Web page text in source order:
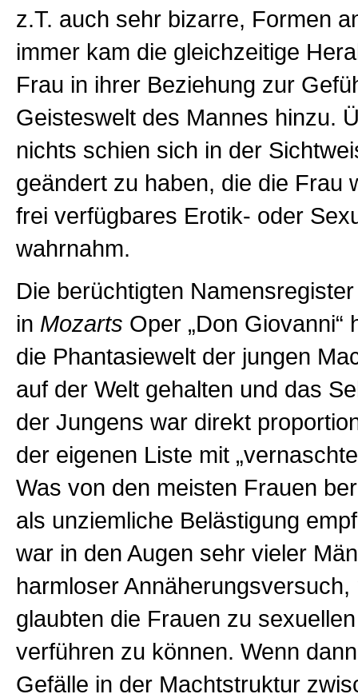
z.T. auch sehr bizarre, Formen
immer kam die gleichzeitige
Frau in ihrer Beziehung zur
Geisteswelt des Mannes hinzu.
nichts schien sich in der
geändert zu haben, die die Frau
frei verfügbares Erotik- oder
wahrnahm.
Die berüchtigten
in Mozarts Oper „Don Giovanni“
die Phantasiewelt der jungen
auf der Welt gehalten und das
der Jungens war direkt
der eigenen Liste mit
Was von den meisten Frauen
als unziemliche Belästigung
war in den Augen sehr vieler
harmloser Annäherungsversuch,
glaubten die Frauen zu
verführen zu können. Wenn
Gefälle in der Machtstruktur